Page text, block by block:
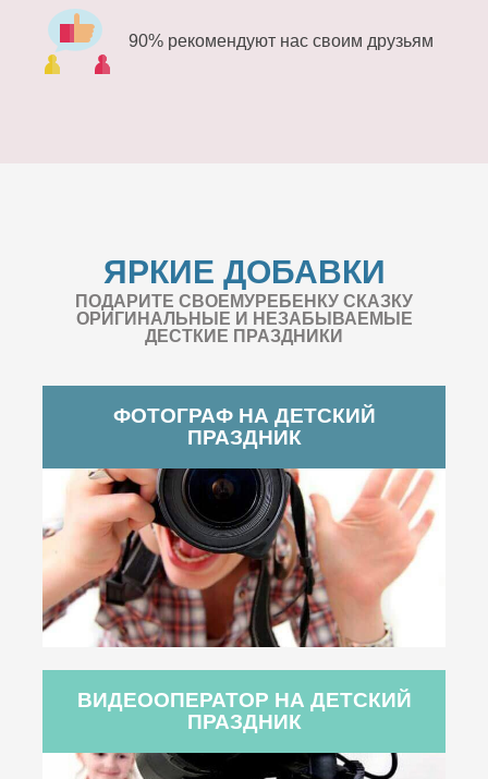
90% рекомендуют нас своим друзьям
ЯРКИЕ ДОБАВКИ
ПОДАРИТЕ СВОЕМУРЕБЕНКУ СКАЗКУ
ОРИГИНАЛЬНЫЕ И НЕЗАБЫВАЕМЫЕ
ДЕСТКИЕ ПРАЗДНИКИ
ФОТОГРАФ НА ДЕТСКИЙ
ПРАЗДНИК
ВИДЕООПЕРАТОР НА ДЕТСКИЙ
ПРАЗДНИК